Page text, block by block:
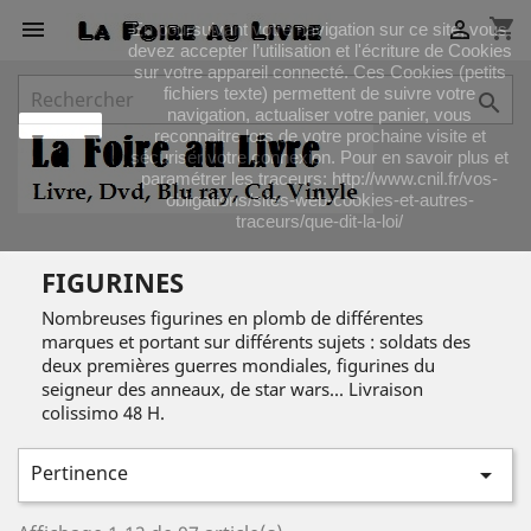
J'accepte
En poursuivant votre navigation sur ce site, vous
devez accepter l’utilisation et l'écriture de Cookies
sur votre appareil connecté. Ces Cookies (petits
fichiers texte) permettent de suivre votre
navigation, actualiser votre panier, vous
reconnaitre lors de votre prochaine visite et
sécuriser votre connexion. Pour en savoir plus et
paramétrer les traceurs: http://www.cnil.fr/vos-
obligations/sites-web-cookies-et-autres-
traceurs/que-dit-la-loi/
 shopping_cart


FIGURINES
Nombreuses figurines en plomb de différentes
marques et portant sur différents sujets : soldats des
deux premières guerres mondiales, figurines du
seigneur des anneaux, de star wars... Livraison
colissimo 48 H.
Pertinence 